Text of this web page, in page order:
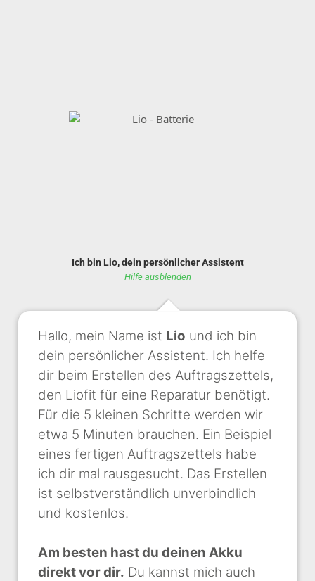
Ich bin Lio, dein persönlicher Assistent
Hilfe ausblenden
Hallo, mein Name ist Lio und ich bin
dein persönlicher Assistent. Ich helfe
dir beim Erstellen des Auftragszettels,
den Liofit für eine Reparatur benötigt.
Für die 5 kleinen Schritte werden wir
etwa 5 Minuten brauchen. Ein Beispiel
eines fertigen Auftragszettels habe
ich dir mal rausgesucht. Das Erstellen
ist selbstverständlich unverbindlich
und kostenlos.
Am besten hast du deinen Akku
direkt vor dir. Du kannst mich auch